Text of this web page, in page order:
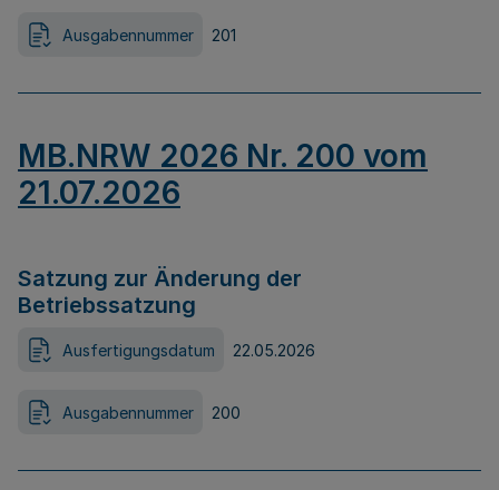
Ausgabennummer 201
MB.NRW 2026 Nr. 200 vom
21.07.2026
Satzung zur Änderung der
Betriebssatzung
Ausfertigungsdatum 22.05.2026
Ausgabennummer 200